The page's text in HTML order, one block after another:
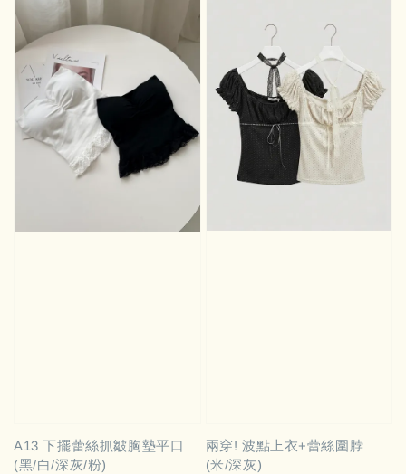
A13 下擺蕾絲抓皺胸墊平口
(黑/白/深灰/粉)
兩穿! 波點上衣+蕾絲圍脖
(米/深灰)